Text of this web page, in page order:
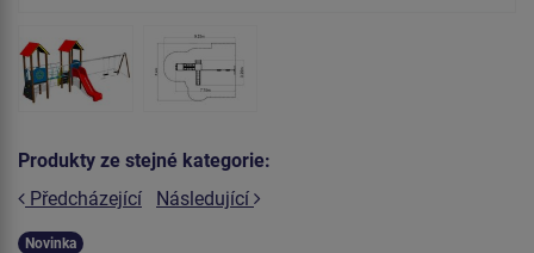
Produkty ze stejné kategorie:
Předcházející
Následující
Novinka